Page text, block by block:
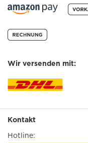
Wir versenden mit:
Kontakt
Hotline: